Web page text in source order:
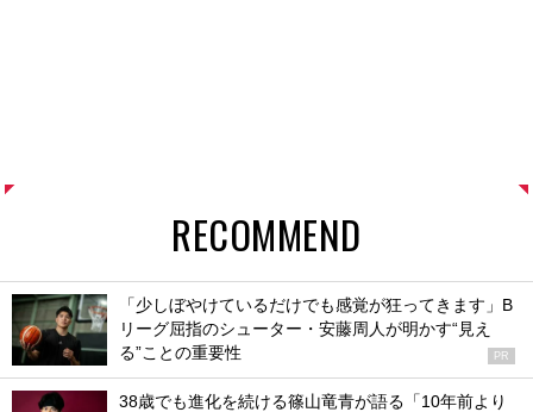
RECOMMEND
「少しぼやけているだけでも感覚が狂ってきます」B
リーグ屈指のシューター・安藤周人が明かす“見え
る”ことの重要性
PR
38歳でも進化を続ける篠山竜青が語る「10年前より